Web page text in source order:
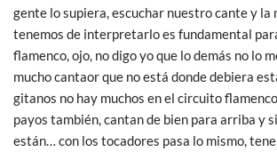
gente lo supiera, escuchar nuestro cante y la
tenemos de interpretarlo es fundamental
flamenco, ojo, no digo yo que lo demás no lo
mucho cantaor que no está donde debiera
gitanos no hay muchos en el circuito
payos también, cantan de bien para arriba y
están… con los tocadores pasa lo mismo,